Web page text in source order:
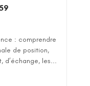
: comprendre
de position,
d’échange, les...